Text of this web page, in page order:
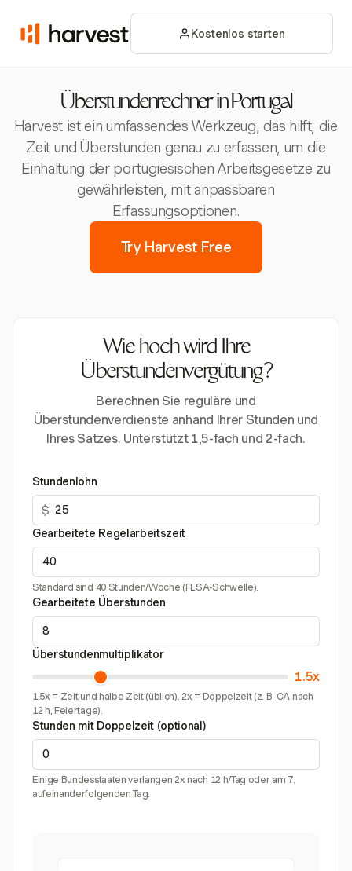
Kostenlos starten
Überstundenrechner in Portugal
Harvest ist ein umfassendes Werkzeug, das hilft, die
Zeit und Überstunden genau zu erfassen, um die
Einhaltung der portugiesischen Arbeitsgesetze zu
gewährleisten, mit anpassbaren
Erfassungsoptionen.
Try Harvest Free
Wie hoch wird Ihre
Überstundenvergütung?
Berechnen Sie reguläre und
Überstundenverdienste anhand Ihrer Stunden und
Ihres Satzes. Unterstützt 1,5-fach und 2-fach.
Stundenlohn
$
Gearbeitete Regelarbeitszeit
Standard sind 40 Stunden/Woche (FLSA-Schwelle).
Gearbeitete Überstunden
Überstundenmultiplikator
1.5x
1,5x = Zeit und halbe Zeit (üblich). 2x = Doppelzeit (z. B. CA nach
12 h, Feiertage).
Stunden mit Doppelzeit (optional)
Einige Bundesstaaten verlangen 2x nach 12 h/Tag oder am 7.
aufeinanderfolgenden Tag.